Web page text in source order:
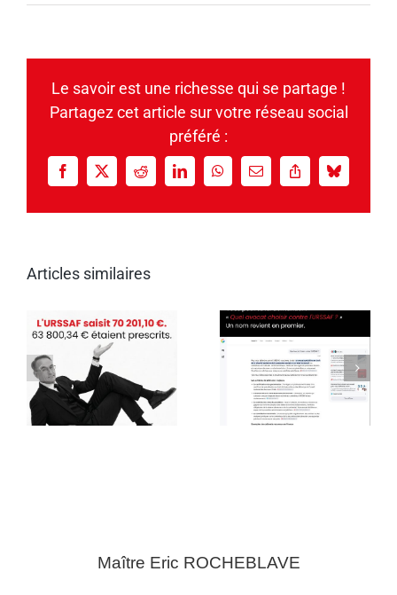
Le savoir est une richesse qui se partage !
Partagez cet article sur votre réseau social
préféré :
Facebook
X RedditLinkedInWhatsApp
Email
Copy
Bluesky
Articles similaires
Maître Eric ROCHEBLAVE